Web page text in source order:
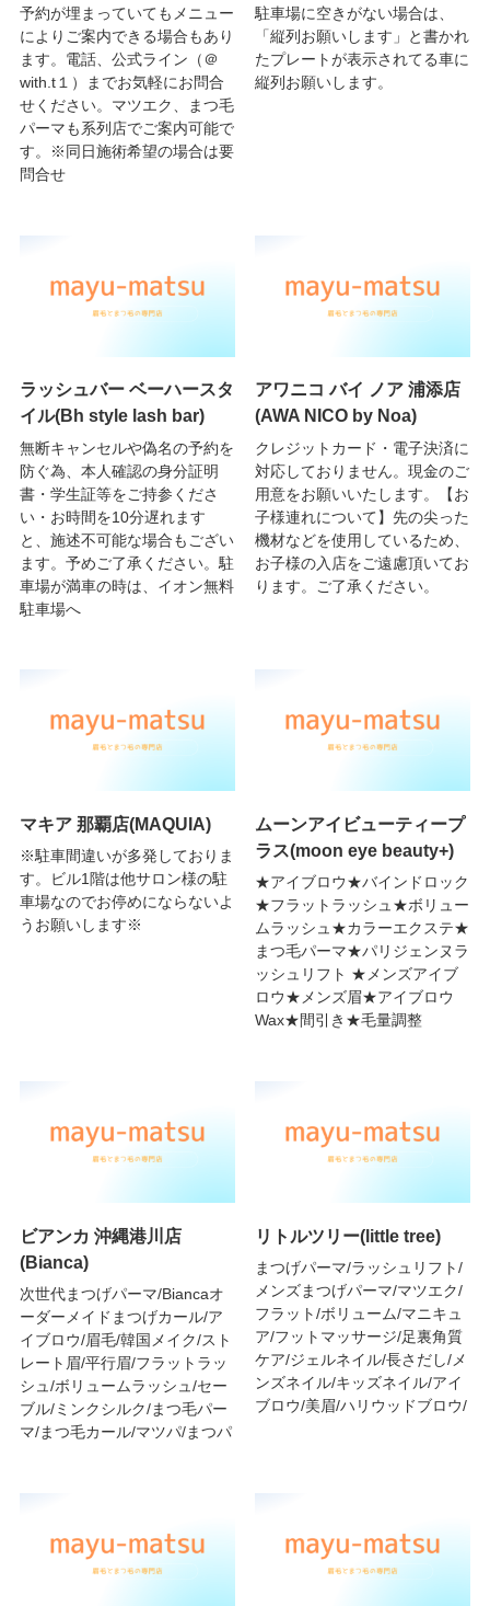
予約が埋まっていてもメニュー
によりご案内できる場合もあり
ます。電話、公式ライン（＠
with.t１）までお気軽にお問合
せください。マツエク、まつ毛
パーマも系列店でご案内可能で
す。※同日施術希望の場合は要
問合せ
駐車場に空きがない場合は、
「縦列お願いします」と書かれ
たプレートが表示されてる車に
縦列お願いします。
ラッシュバー ベーハースタ
イル(Bh style lash bar)
無断キャンセルや偽名の予約を
防ぐ為、本人確認の身分証明
書・学生証等をご持参くださ
い・お時間を10分遅れます
と、施述不可能な場合もござい
ます。予めご了承ください。駐
車場が満車の時は、イオン無料
駐車場へ
アワニコ バイ ノア 浦添店
(AWA NICO by Noa)
クレジットカード・電子決済に
対応しておりません。現金のご
用意をお願いいたします。【お
子様連れについて】先の尖った
機材などを使用しているため、
お子様の入店をご遠慮頂いてお
ります。ご了承ください。
マキア 那覇店(MAQUIA)
※駐車間違いが多発しておりま
す。ビル1階は他サロン様の駐
車場なのでお停めにならないよ
うお願いします※
ムーンアイビューティープ
ラス(moon eye beauty+)
★アイブロウ★バインドロック
★フラットラッシュ★ボリュー
ムラッシュ★カラーエクステ★
まつ毛パーマ★パリジェンヌラ
ッシュリフト ★メンズアイブ
ロウ★メンズ眉★アイブロウ
Wax★間引き★毛量調整
ビアンカ 沖縄港川店
(Bianca)
次世代まつげパーマ/Biancaオ
ーダーメイドまつげカール/ア
イブロウ/眉毛/韓国メイク/スト
レート眉/平行眉/フラットラッ
シュ/ボリュームラッシュ/セー
ブル/ミンクシルク/まつ毛パー
マ/まつ毛カール/マツパ/まつパ
リトルツリー(little tree)
まつげパーマ/ラッシュリフト/
メンズまつげパーマ/マツエク/
フラット/ボリューム/マニキュ
ア/フットマッサージ/足裏角質
ケア/ジェルネイル/長さだし/メ
ンズネイル/キッズネイル/アイ
ブロウ/美眉/ハリウッドブロウ/